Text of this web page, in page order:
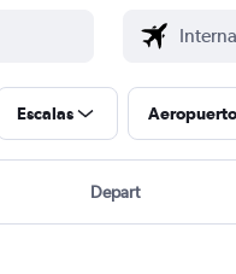
Escalas
Depart